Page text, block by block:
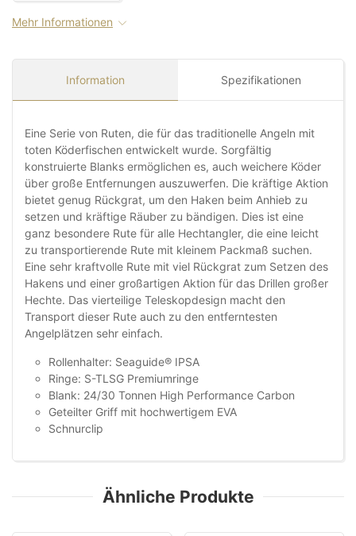
Mehr Informationen
Information Spezifikationen
Eine Serie von Ruten, die für das traditionelle Angeln mit
toten Köderfischen entwickelt wurde. Sorgfältig
konstruierte Blanks ermöglichen es, auch weichere Köder
über große Entfernungen auszuwerfen. Die kräftige Aktion
bietet genug Rückgrat, um den Haken beim Anhieb zu
setzen und kräftige Räuber zu bändigen. Dies ist eine
ganz besondere Rute für alle Hechtangler, die eine leicht
zu transportierende Rute mit kleinem Packmaß suchen.
Eine sehr kraftvolle Rute mit viel Rückgrat zum Setzen des
Hakens und einer großartigen Aktion für das Drillen großer
Hechte. Das vierteilige Teleskopdesign macht den
Transport dieser Rute auch zu den entferntesten
Angelplätzen sehr einfach.
Rollenhalter: Seaguide® IPSA
Ringe: S-TLSG Premiumringe
Blank: 24/30 Tonnen High Performance Carbon
Geteilter Griff mit hochwertigem EVA
Schnurclip
Ähnliche Produkte